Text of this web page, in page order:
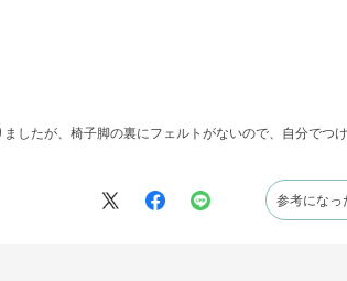
したが、椅子脚の裏にフェルトがないので、自分でつ
参考になっ